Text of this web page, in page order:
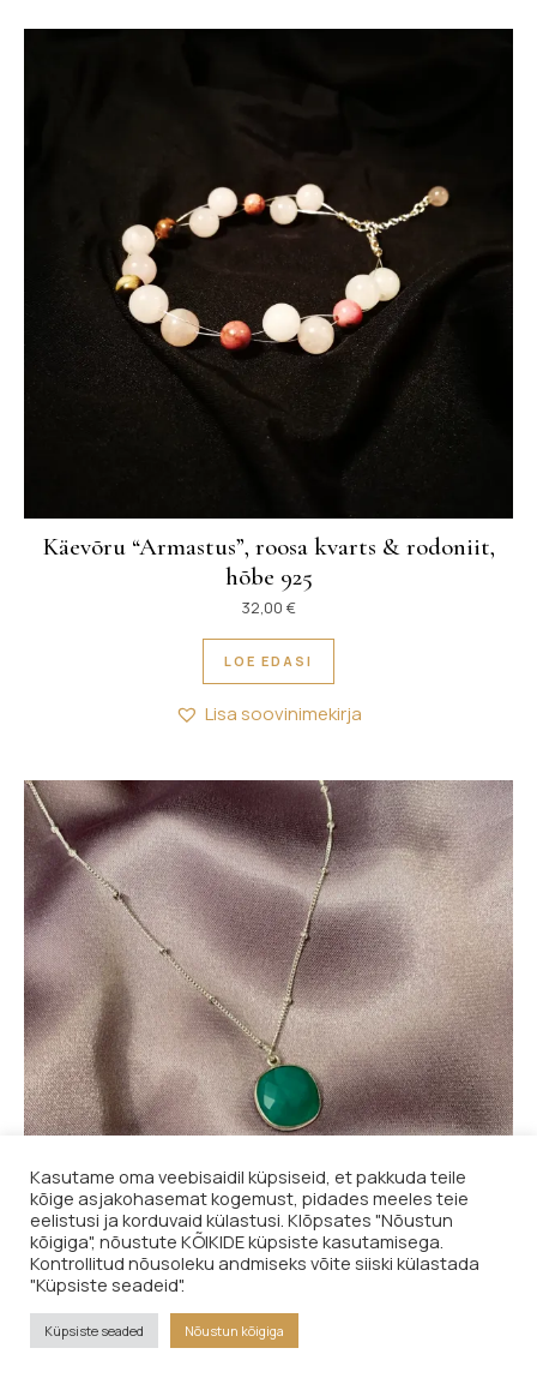
Käevõru “Armastus”, roosa kvarts & rodoniit,
hõbe 925
32,00 €
LOE EDASI
Lisa soovinimekirja
Ripats, krüsopraas, hõbe 925
36,00
Kasutame oma veebisaidil küpsiseid, et pakkuda teile
kõige asjakohasemat kogemust, pidades meeles teie
eelistusi ja korduvaid külastusi. Klõpsates "Nõustun
kõigiga", nõustute KÕIKIDE küpsiste kasutamisega.
Kontrollitud nõusoleku andmiseks võite siiski külastada
"Küpsiste seadeid".
Küpsiste seaded Nõustun kõigiga